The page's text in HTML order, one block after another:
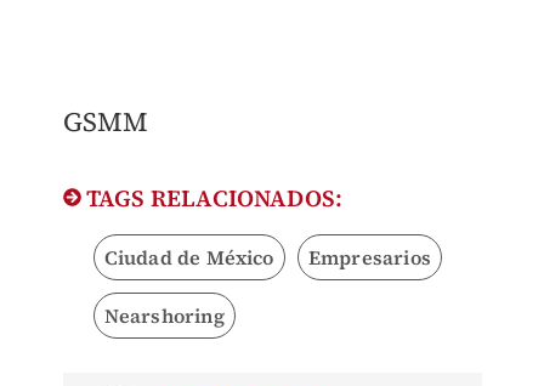
GSMM
TAGS RELACIONADOS:
Ciudad de México Empresarios
Nearshoring